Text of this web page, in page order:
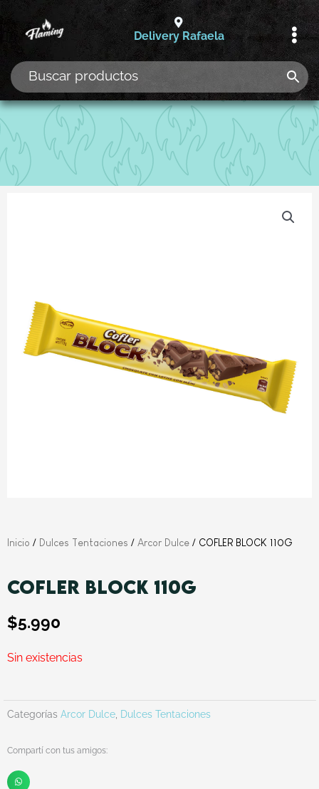
al
contenido
Delivery Rafaela
Inicio / Dulces Tentaciones / Arcor Dulce / COFLER BLOCK 110G
COFLER BLOCK 110G
$5.990
Sin existencias
Categorías Arcor Dulce Dulces Tentaciones
Compartí con tus amigos: